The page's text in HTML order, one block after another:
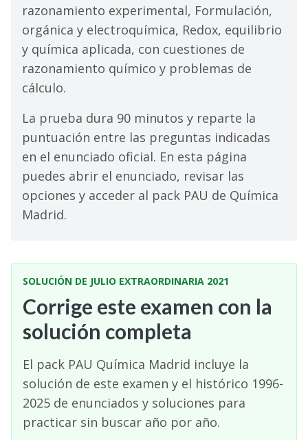
razonamiento experimental, Formulación,
orgánica y electroquímica, Redox, equilibrio
y química aplicada, con cuestiones de
razonamiento químico y problemas de
cálculo.
La prueba dura 90 minutos y reparte la
puntuación entre las preguntas indicadas
en el enunciado oficial. En esta página
puedes abrir el enunciado, revisar las
opciones y acceder al pack PAU de Química
Madrid.
SOLUCIÓN DE JULIO EXTRAORDINARIA 2021
Corrige este examen con la
solución completa
El pack PAU Química Madrid incluye la
solución de este examen y el histórico 1996-
2025 de enunciados y soluciones para
practicar sin buscar año por año.